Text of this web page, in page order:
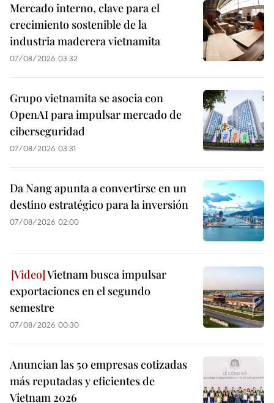
Mercado interno, clave para el
crecimiento sostenible de la
industria maderera vietnamita
07/08/2026 03:32
Grupo vietnamita se asocia con
OpenAI para impulsar mercado de
ciberseguridad
07/08/2026 03:31
Da Nang apunta a convertirse en un
destino estratégico para la inversión
07/08/2026 02:00
Vietnam busca impulsar
exportaciones en el segundo
semestre
07/08/2026 00:30
Anuncian las 50 empresas cotizadas
más reputadas y eficientes de
Vietnam 2026